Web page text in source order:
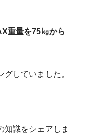
重量を75㎏から
していました。
知識をシェアしま